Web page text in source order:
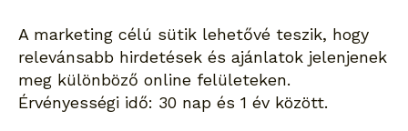
A marketing célú sütik lehetővé teszik, hogy
relevánsabb hirdetések és ajánlatok jelenjenek
meg különböző online felületeken.
Érvényességi idő: 30 nap és 1 év között.